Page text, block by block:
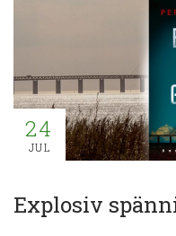
24
JUL
Explosiv